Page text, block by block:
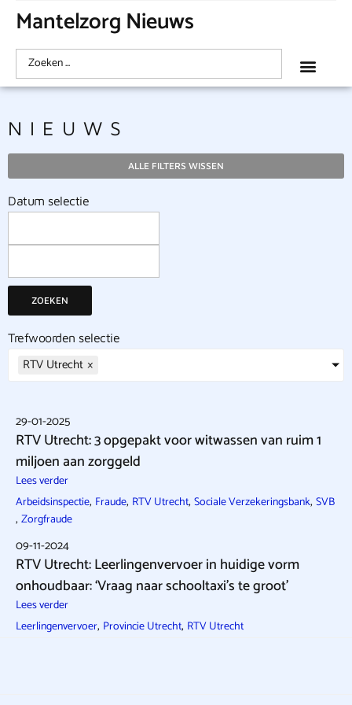
Mantelzorg Nieuws
NIEUWS
ALLE FILTERS WISSEN
Datum selectie
ZOEKEN
Trefwoorden selectie
RTV Utrecht ×
29-01-2025
RTV Utrecht: 3 opgepakt voor witwassen van ruim 1
miljoen aan zorggeld
Lees verder
Arbeidsinspectie, Fraude, RTV Utrecht, Sociale Verzekeringsbank, SVB
, Zorgfraude
09-11-2024
RTV Utrecht: Leerlingenvervoer in huidige vorm
onhoudbaar: ‘Vraag naar schooltaxi’s te groot’
Lees verder
Leerlingenvervoer, Provincie Utrecht, RTV Utrecht